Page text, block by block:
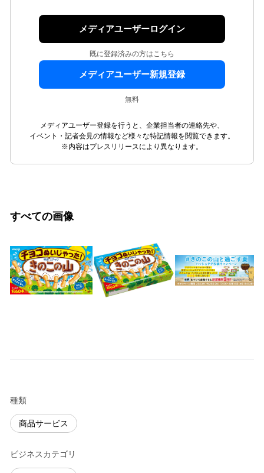
メディアユーザーログイン
既に登録済みの方はこちら
メディアユーザー新規登録
無料
メディアユーザー登録を行うと、企業担当者の連絡先や、
イベント・記者会見の情報など様々な特記情報を閲覧できます。
※内容はプレスリリースにより異なります。
すべての画像
種類
商品サービス
ビジネスカテゴリ